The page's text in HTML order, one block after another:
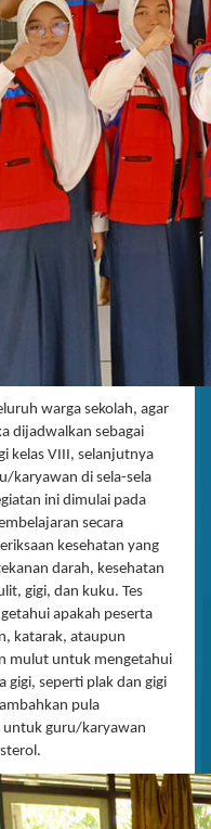
warga sekolah, agar
dijadwalkan sebagai
kelas VIII, selanjutnya
karyawan di sela-sela
ini dimulai pada
secara
kesehatan yang
darah, kesehatan
gigi, dan kuku. Tes
apakah peserta
katarak, ataupun
mulut untuk mengetahui
gigi, seperti plak dan gigi
pula
untuk guru/karyawan